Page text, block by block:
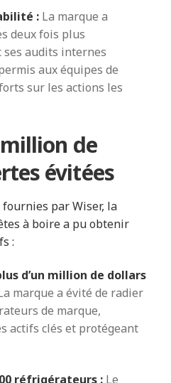
: La marque a
deux fois plus
ses audits internes
aux équipes de
sur les actions les
de
évitées
par Wiser, la
à boire a pu obtenir
:
d’un million de dollars
marque a évité de radier
de marque,
actifs clés et protégeant
réfrigérateurs : Le